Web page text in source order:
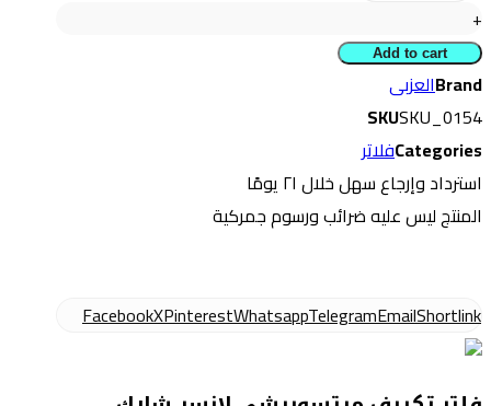
لانسر
شارك
2008
(
صينى
)
quantity
+
Add to cart
Brandالعزبى
SKUSKU_0154
Categoriesفلاتر
استرداد وإرجاع سهل خلال ۲۱ يومًا
المنتج ليس عليه ضرائب ورسوم جمركية
FacebookXPinterestWhatsappTelegramEmailShortlink